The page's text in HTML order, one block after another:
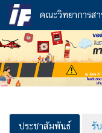
Skip
content
คณะวิทยาการส
ประชาสัมพันธ์ รั